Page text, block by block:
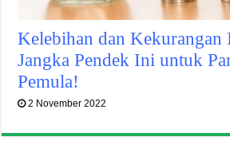
Kelebihan dan Kekurangan
Jangka Pendek Ini untuk
Pemula!
2 November 2022